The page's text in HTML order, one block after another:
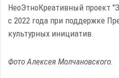
НеоЭтноКреативный проект
с 2022 года при поддержке
культурных инициатив.
Фото Алексея Молчановского.